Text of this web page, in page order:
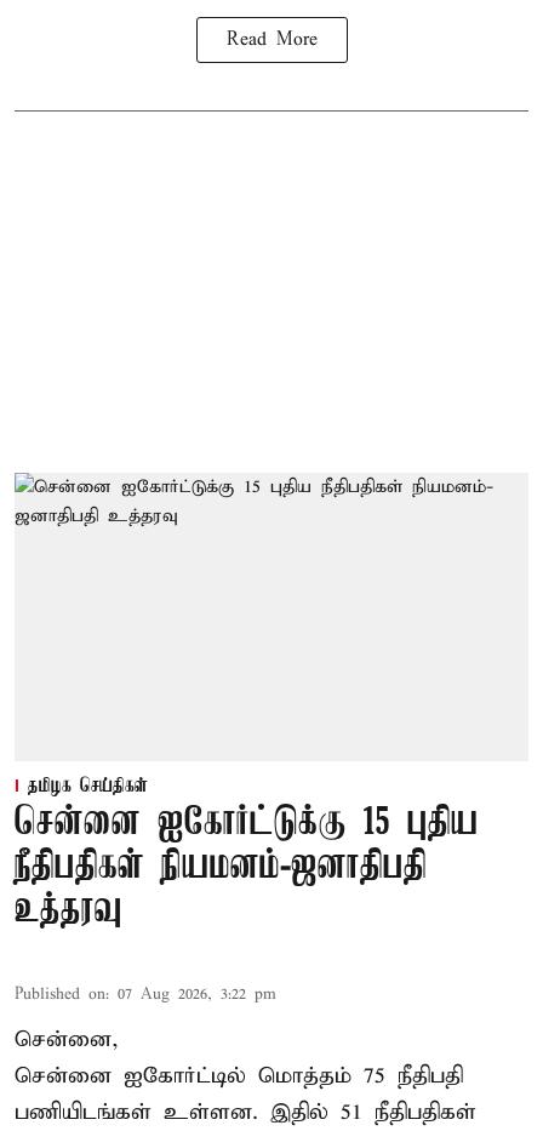
Read More
தமிழக செய்திகள்
சென்னை ஐகோர்ட்டுக்கு 15 புதிய
நீதிபதிகள் நியமனம்-ஜனாதிபதி
உத்தரவு
Published on: 07 Aug 2026, 3:22 pm
சென்னை,
சென்னை ஐகோர்ட்டில் மொத்தம் 75 நீதிபதி
பணியிடங்கள் உள்ளன. இதில் 51 நீதிபதிகள்